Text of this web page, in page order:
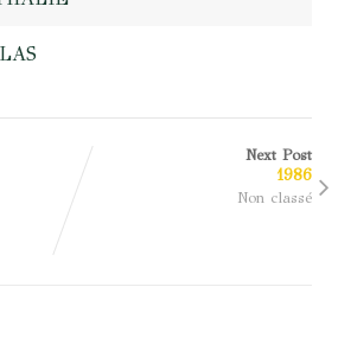
Next Post
1986
Non classé